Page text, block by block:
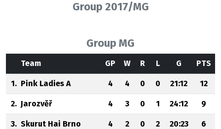
Group 2017/MG
Group MG
Team GP W R L G PTS
1. Pink Ladies A 4 4 0 0 21:12 12
2. Jarozvěř 4 3 0 1 24:12 9
3. Skurut Hai Brno 4 2 0 2 20:23 6